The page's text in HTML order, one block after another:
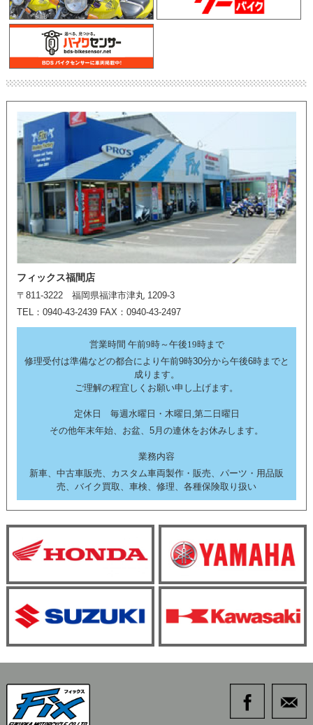
フィックス福間店
〒811-3222 福岡県福津市津丸 1209-3
TEL：0940-43-2439 FAX：0940-43-2497
営業時間 午前9時～午後19時まで
修理受付は準備などの都合により午前9時30分から午後6時までと
成ります。
ご理解の程宜しくお願い申し上げます。
定休日 毎週水曜日・木曜日,第二日曜日
その他年末年始、お盆、5月の連休をお休みします。
業務内容
新車、中古車販売、カスタム車両製作・販売、パーツ・用品販
売、バイク買取、車検、修理、各種保険取り扱い